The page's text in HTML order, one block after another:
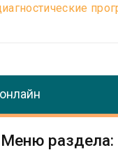
Меню раздела: